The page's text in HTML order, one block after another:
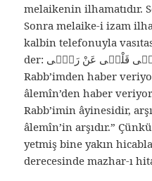
melaikenin ilhamatıdır.
Sonra melaike-i izam
kalbin telefonuyla
der: حَدَّثَنٖى قَلْبٖى عَنْ رَبّٖى Yani “Kalbim, benim
Rabb’imden haber
âlemîn’den haber
Rabb’imin âyinesidir,
âlemîn’in arşıdır.”
yetmiş bine yakın
derecesinde mazhar-ı